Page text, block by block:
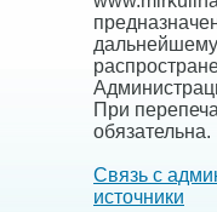
При
обязательна.
Связь с
источники